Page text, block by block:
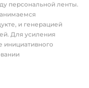
персональной ленты.
и генерацией
Для усиления
инициативного